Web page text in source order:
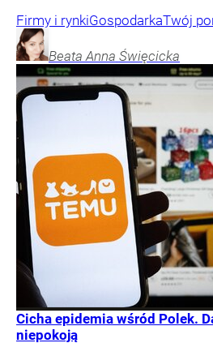
Firmy i rynkiGospodarkaTwój
Beata Anna Święcicka
Cicha epidemia wśród Polek.
niepokoją